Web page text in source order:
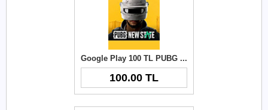
Google Play 100 TL PUBG New State NC
100.00 TL